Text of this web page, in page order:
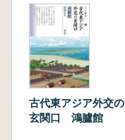
古代東アジア外交の
玄関口 鴻臚館